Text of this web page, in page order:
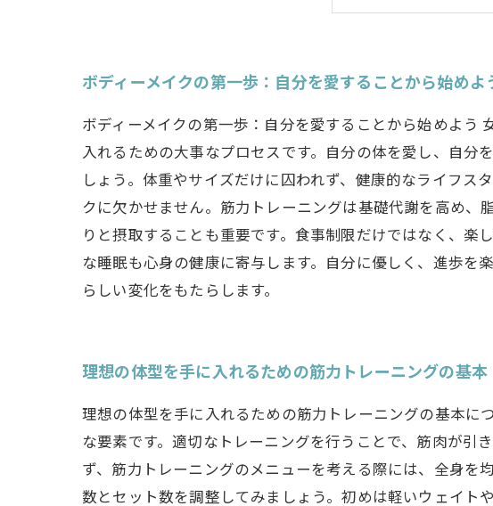
自信を持つた
あなたのペース
ボディーメイクの第一歩：自分を愛することから始めよ
ボディーメイクの第一歩：自分を愛することから始めよう
入れるための大事なプロセスです。自分の体を愛し、自分
しょう。体重やサイズだけに囚われず、健康的なライフス
クに欠かせません。筋力トレーニングは基礎代謝を高め
りと摂取することも重要です。食事制限だけではなく、
な睡眠も心身の健康に寄与します。自分に優しく、進歩
らしい変化をもたらします。
理想の体型を手に入れるための筋力トレーニングの基本
理想の体型を手に入れるための筋力トレーニングの基本に
な要素です。適切なトレーニングを行うことで、筋肉が引
ず、筋力トレーニングのメニューを考える際には、全身を
数とセット数を調整してみましょう。初めは軽いウェイト